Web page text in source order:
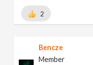
2
Bencze
Member